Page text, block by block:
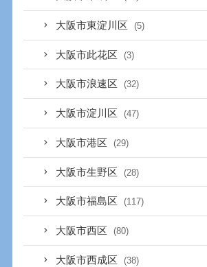
大阪市東淀川区 (5)
大阪市此花区 (3)
大阪市浪速区 (32)
大阪市淀川区 (47)
大阪市港区 (29)
大阪市生野区 (28)
大阪市福島区 (117)
大阪市西区 (80)
大阪市西成区 (38)